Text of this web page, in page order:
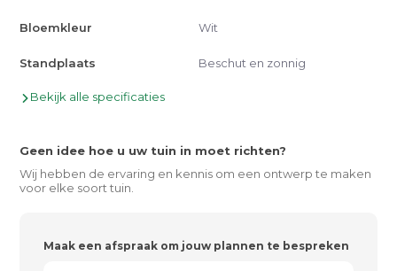
Bloemkleur Wit
Standplaats Beschut en zonnig
Bekijk alle specificaties
Geen idee hoe u uw tuin in moet richten?
Wij hebben de ervaring en kennis om een ontwerp te maken
voor elke soort tuin.
Maak een afspraak om jouw plannen te bespreken